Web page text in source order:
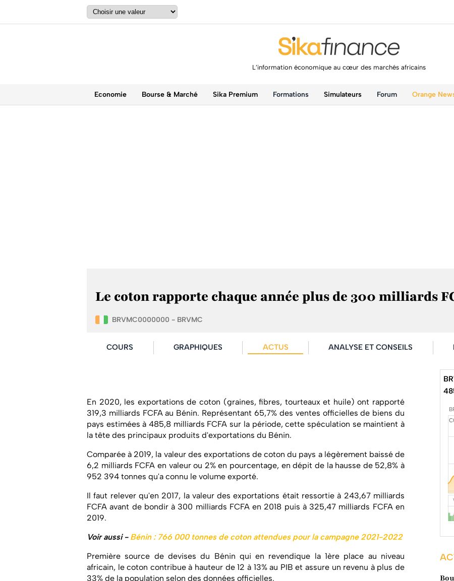
L’information économique au cœur des marchés africains
Economie Bourse & Marché Sika Premium Formations Simulateurs Forum Orange
Le coton rapporte chaque année plus de 300 milliards
BRVMC0000000 - BRVMC
COURS GRAPHIQUES ACTUS ANALYSE ET CONSEILS
En 2020, les exportations de coton (graines, fibres, tourteaux et huile) ont rapporté
319,3 milliards FCFA au Bénin. Représentant 65,7% des ventes officielles de biens du
pays estimées à 485,8 milliards FCFA sur la période, cette spéculation se maintient à
la tête des principaux produits d'exportations du Bénin.
Comparée à 2019, la valeur des exportations de coton du pays a légèrement baissé de
6,2 milliards FCFA en valeur ou 2% en pourcentage, en dépit de la hausse de 52,8% à
952 394 tonnes qu'a connu le volume exporté.
Il faut relever qu'en 2017, la valeur des exportations était ressortie à 243,67 milliards
FCFA avant de bondir à 300 milliards FCFA en 2018 puis à 325,47 milliards FCFA en
2019.
Voir aussi - Bénin : 766 000 tonnes de coton attendues pour la campagne 2021-2022
Première source de devises du Bénin qui en revendique la 1ère place au niveau
africain, le coton contribue à hauteur de 12 à 13% au PIB et assure un revenu à plus de
33% de la population selon des données officielles.